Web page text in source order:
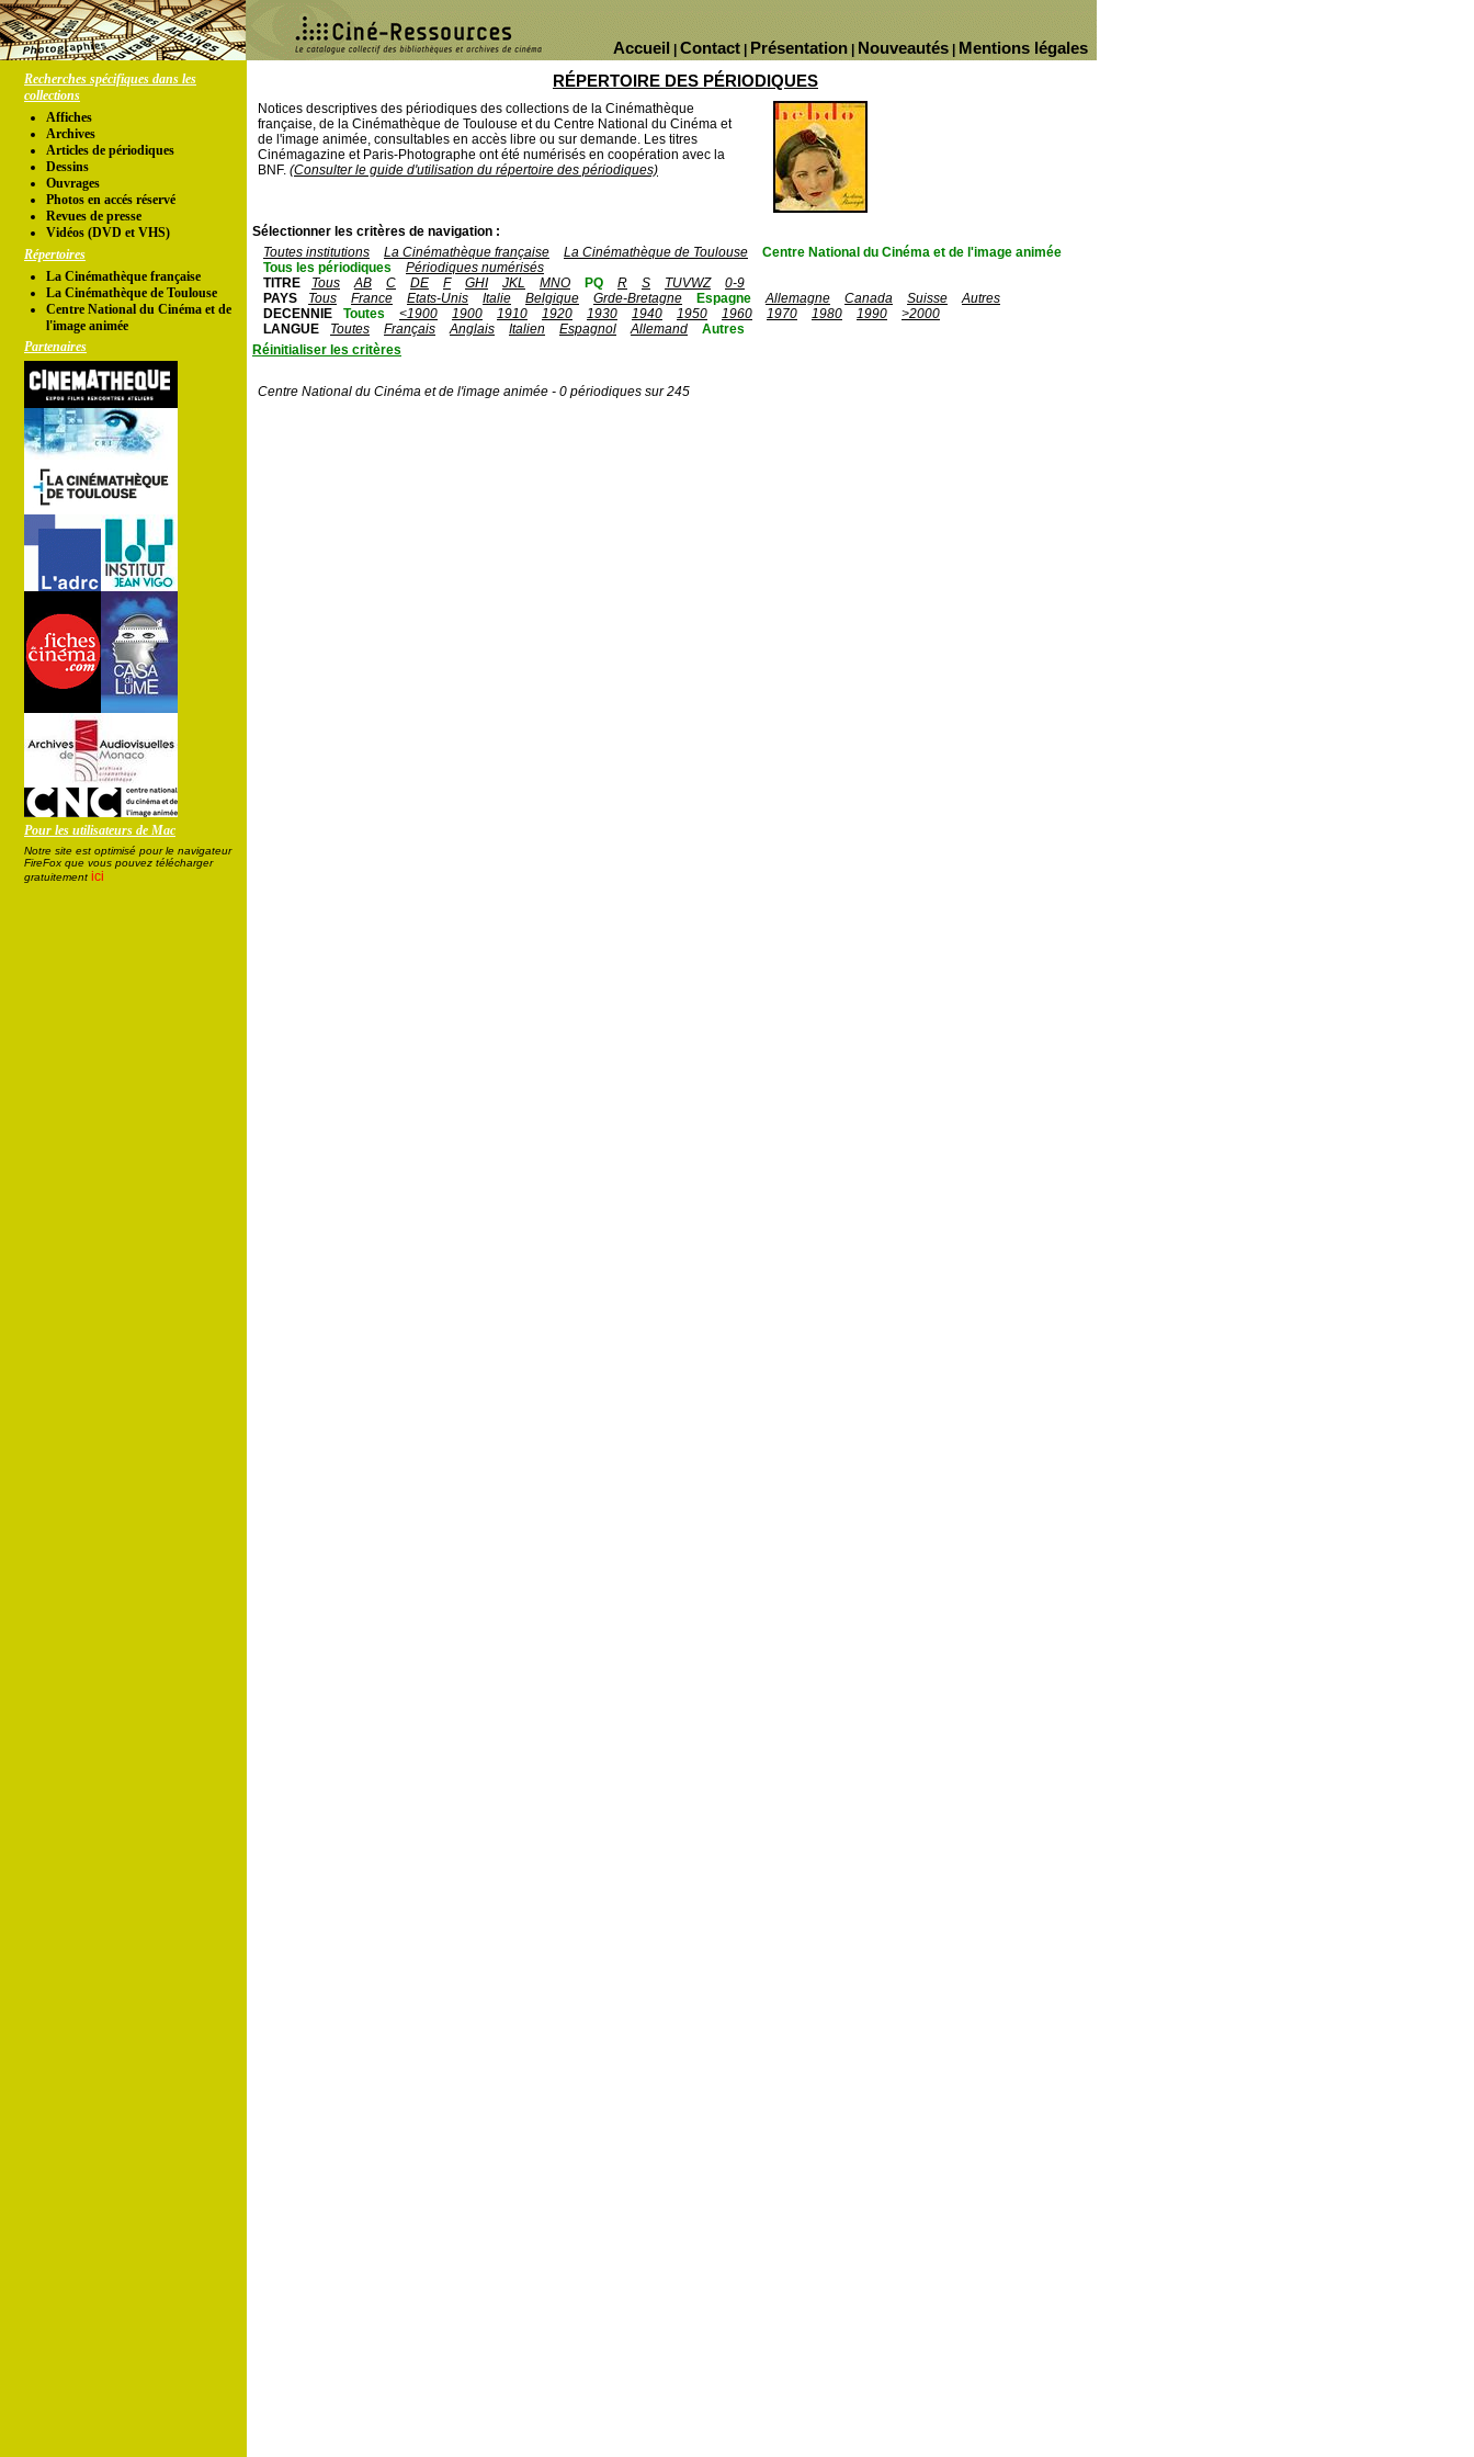
Mentions légales
Nouveautés
Présentation
Contact
Accueil
Recherches spécifiques dans les
collections
Affiches
Archives
Articles de périodiques
Dessins
Ouvrages
Photos en accés réservé
Revues de presse
Vidéos (DVD et VHS)
Répertoires
La Cinémathèque française
La Cinémathèque de Toulouse
Centre National du Cinéma et de
l'image animée
Partenaires
Pour les utilisateurs de Mac
Notre site est optimisé pour le navigateur
FireFox que vous pouvez télécharger
gratuitement ici
RÉPERTOIRE DES PÉRIODIQUES
Notices descriptives des périodiques des collections de la Cinémathèque
française, de la Cinémathèque de Toulouse et du Centre National du Cinéma et
de l'image animée, consultables en accès libre ou sur demande. Les titres
Cinémagazine et Paris-Photographe ont été numérisés en coopération avec la
BNF. (Consulter le guide d'utilisation du répertoire des périodiques)
Sélectionner les critères de navigation :
Toutes institutions
La Cinémathèque française La Cinémathèque de Toulouse
Centre National du Cinéma et de l'image animée
Tous les périodiques
Périodiques numérisés
TITRE
Tous AB C DE F GHI JKL MNO PQ R S TUVWZ
0-9
PAYS
Tous France Etats-Unis Italie Belgique Grde-Bretagne Espagne Allemagne Canada Suisse
Autres
DECENNIE
Toutes <1900 1900 1910 1920 1930 1940 1950 1960 1970 1980 1990
>2000
LANGUE
Toutes Français Anglais Italien Espagnol Allemand
Autres
Réinitialiser les critères
Centre National du Cinéma et de l'image animée - 0 périodiques sur 245